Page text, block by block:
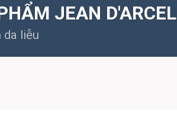
JEAN D'ARCEL
da liễu